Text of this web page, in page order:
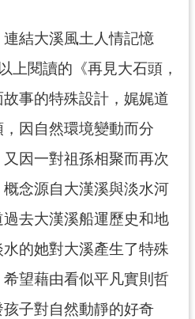
結大溪風土人情記憶
上閱讀的《再見大石頭，
事的特殊設計，娓娓道
因自然環境變動而分
因一對祖孫相聚而再次
念源自大漢溪與淡水河
去大漢溪船運歷史和地
的她對大溪產生了特殊
望藉由看似平凡實則哲
子對自然動靜的好奇